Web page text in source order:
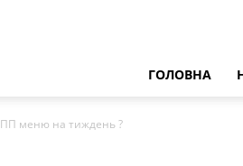
ГОЛОВНА
ПП меню на тиждень ?